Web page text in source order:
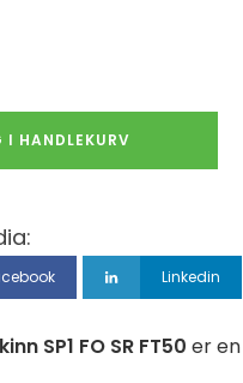
I HANDLEKURV
Linkedin
SP1 FO SR FT50 er